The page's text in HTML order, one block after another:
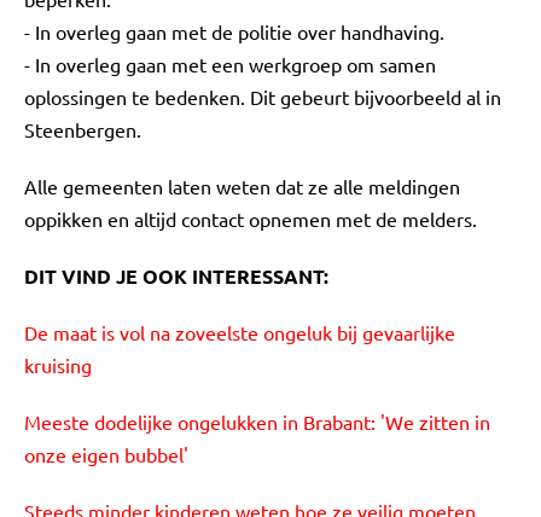
- In overleg gaan met de politie over handhaving.
- In overleg gaan met een werkgroep om samen
oplossingen te bedenken. Dit gebeurt bijvoorbeeld al in
Steenbergen.
Alle gemeenten laten weten dat ze alle meldingen
oppikken en altijd contact opnemen met de melders.
DIT VIND JE OOK INTERESSANT:
De maat is vol na zoveelste ongeluk bij gevaarlijke
kruising
Meeste dodelijke ongelukken in Brabant: 'We zitten in
onze eigen bubbel'
Steeds minder kinderen weten hoe ze veilig moeten